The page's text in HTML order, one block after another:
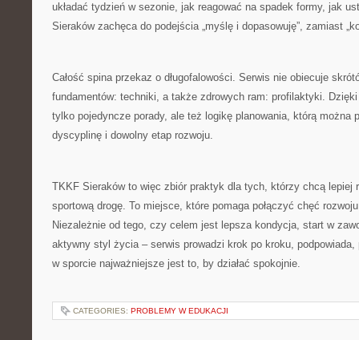
układać tydzień w sezonie, jak reagować na spadek formy, jak
Sieraków zachęca do podejścia „myślę i dopasowuję”, zamiast
Całość spina przekaz o długofalowości. Serwis nie obiecuje
fundamentów: techniki, a także zdrowych ram: profilaktyki.
tylko pojedyncze porady, ale też logikę planowania, którą można
dyscyplinę i dowolny etap rozwoju.
TKKF Sieraków to więc zbiór praktyk dla tych, którzy chcą lepiej
sportową drogę. To miejsce, które pomaga połączyć chęć
Niezależnie od tego, czy celem jest lepsza kondycja, start w
aktywny styl życia – serwis prowadzi krok po kroku,
w sporcie najważniejsze jest to, by działać spokojnie.
CATEGORIES: PROBLEMY W EDUKACJI